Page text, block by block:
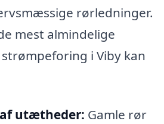
rørledninger.
mest almindelige
i Viby kan
utætheder: Gamle rør